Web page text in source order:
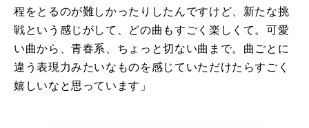
程をとるのが難しかったりしたんですけど、新たな挑
戦という感じがして、どの曲もすごく楽しくて。可愛
い曲から、青春系、ちょっと切ない曲まで。曲ごとに
違う表現力みたいなものを感じていただけたらすごく
嬉しいなと思っています」